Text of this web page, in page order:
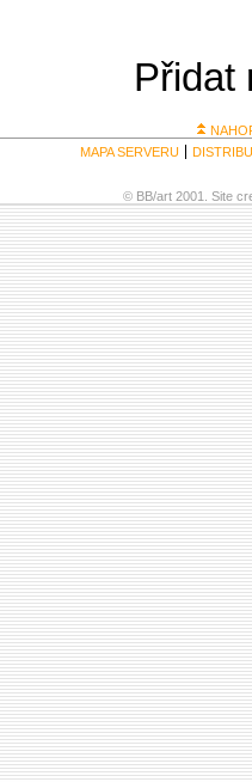
Přidat
MAPA SERVERU
© BB/art 2001. Site